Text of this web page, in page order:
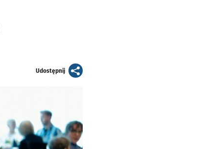
Udostępnijartykuł